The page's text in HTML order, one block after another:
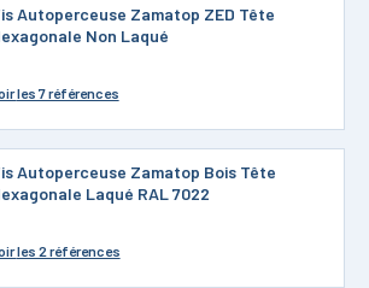
Autoperceuse Zamatop ZED Tête
Non Laqué
les 7 références
Autoperceuse Zamatop Bois Tête
Laqué RAL 7022
les 2 références